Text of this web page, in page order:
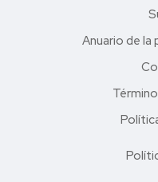
Anuario de la